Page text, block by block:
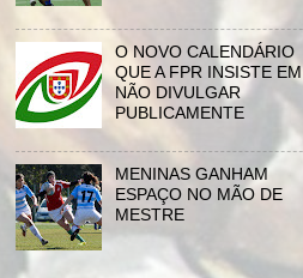
O NOVO CALENDÁRIO
QUE A FPR INSISTE EM
NÃO DIVULGAR
PUBLICAMENTE
MENINAS GANHAM
ESPAÇO NO MÃO DE
MESTRE